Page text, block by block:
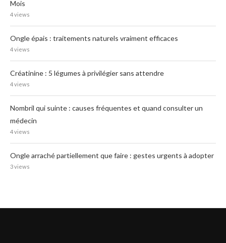
Mois
4 views
Ongle épais : traitements naturels vraiment efficaces
4 views
Créatinine : 5 légumes à privilégier sans attendre
4 views
Nombril qui suinte : causes fréquentes et quand consulter un
médecin
4 views
Ongle arraché partiellement que faire : gestes urgents à adopter
3 views